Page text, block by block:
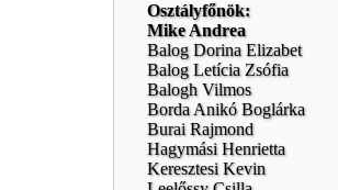
Osztályfőnök:
Mike Andrea
Balog Dorina Elizabet
Balog Letícia Zsófia
Balogh Vilmos
Borda Anikó Boglárka
Burai Rajmond
Hagymási Henrietta
Keresztesi Kevin